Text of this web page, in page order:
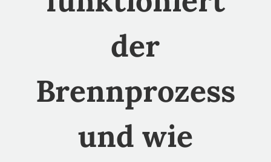
der
Brennprozess
und wie